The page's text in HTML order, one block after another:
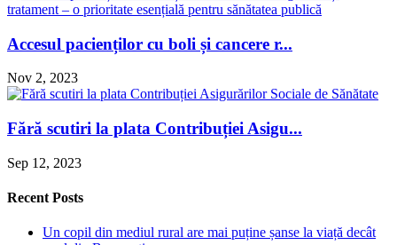
Accesul pacienților cu boli și cancere r...
Nov 2, 2023
Fără scutiri la plata Contribuției Asigu...
Sep 12, 2023
Recent Posts
Un copil din mediul rural are mai puține șanse la viață decât